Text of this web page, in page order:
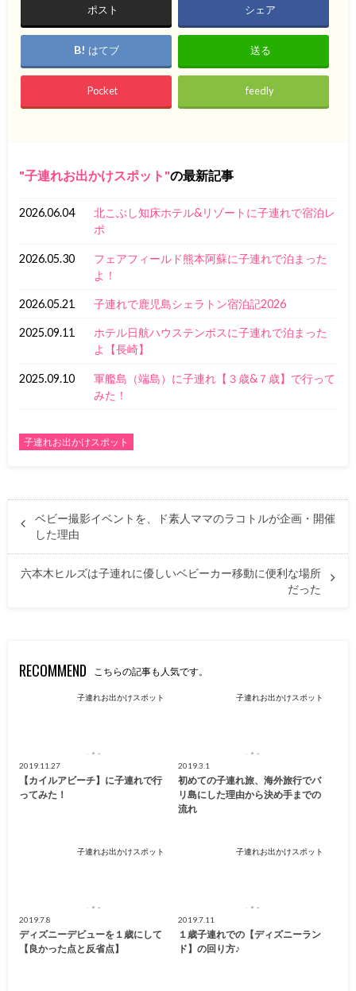
ポスト シェア
はてブ 送る
Pocket feedly
子連れお出かけスポット の最新記事
2026.06.04
北こぶし知床ホテル&リゾートに子連れで宿泊レ
ポ
2026.05.30
フェアフィールド熊本阿蘇に子連れで泊まった
よ！
2026.05.21 子連れで鹿児島シェラトン宿泊記2026
2025.09.11
ホテル日航ハウステンボスに子連れで泊まった
よ【長崎】
2025.09.10
軍艦島（端島）に子連れ【３歳&７歳】で行って
みた！
子連れお出かけスポット
ベビー撮影イベントを、ド素人ママのラコトルが企画・開催
した理由
六本木ヒルズは子連れに優しいベビーカー移動に便利な場所
だった
RECOMMEND こちらの記事も人気です。
子連れお出かけスポット
2019.11.27
【カイルアビーチ】に子連れで行
ってみた！
子連れお出かけスポット
2019.3.1
初めての子連れ旅、海外旅行でバ
リ島にした理由から決め手までの
流れ
子連れお出かけスポット
2019.7.8
ディズニーデビューを１歳にして
【良かった点と反省点】
子連れお出かけスポット
2019.7.11
１歳子連れでの【ディズニーラン
ド】の回り方♪